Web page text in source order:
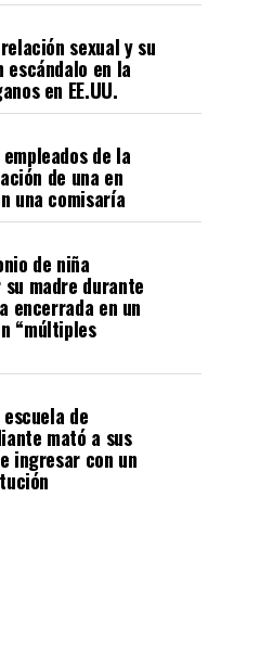
sexual y su
escándalo en la
en EE.UU.
de la
de una en
una comisaría
de niña
su madre durante
encerrada en un
“múltiples
de
mató a sus
ingresar con un